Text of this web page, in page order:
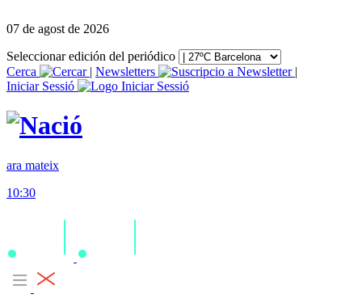
07 de agost de 2026
Seleccionar edición del periódico
Cerca
| Newsletters
|
Iniciar Sessió
ara mateix
10:30